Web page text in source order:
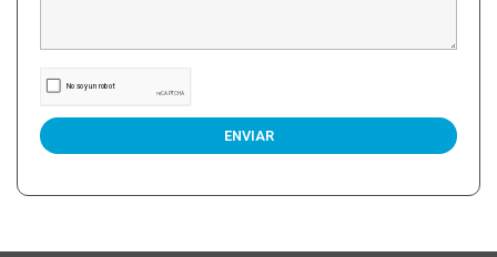
ENVIAR